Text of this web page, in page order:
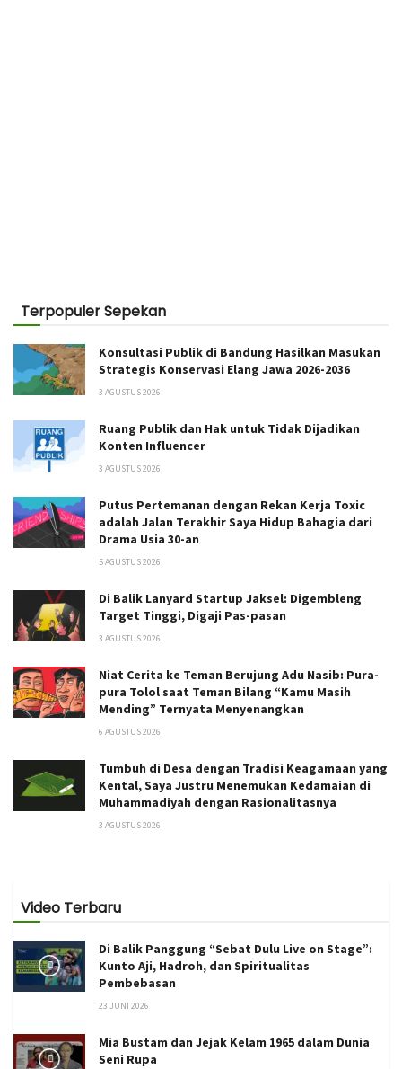
Terpopuler Sepekan
Konsultasi Publik di Bandung Hasilkan Masukan
Strategis Konservasi Elang Jawa 2026-2036
3 AGUSTUS 2026
Ruang Publik dan Hak untuk Tidak Dijadikan
Konten Influencer
3 AGUSTUS 2026
Putus Pertemanan dengan Rekan Kerja Toxic
adalah Jalan Terakhir Saya Hidup Bahagia dari
Drama Usia 30-an
5 AGUSTUS 2026
Di Balik Lanyard Startup Jaksel: Digembleng
Target Tinggi, Digaji Pas-pasan
3 AGUSTUS 2026
Niat Cerita ke Teman Berujung Adu Nasib: Pura-
pura Tolol saat Teman Bilang “Kamu Masih
Mending” Ternyata Menyenangkan
6 AGUSTUS 2026
Tumbuh di Desa dengan Tradisi Keagamaan yang
Kental, Saya Justru Menemukan Kedamaian di
Muhammadiyah dengan Rasionalitasnya
3 AGUSTUS 2026
Video Terbaru
Di Balik Panggung “Sebat Dulu Live on Stage”:
Kunto Aji, Hadroh, dan Spiritualitas
Pembebasan
23 JUNI 2026
Mia Bustam dan Jejak Kelam 1965 dalam Dunia
Seni Rupa